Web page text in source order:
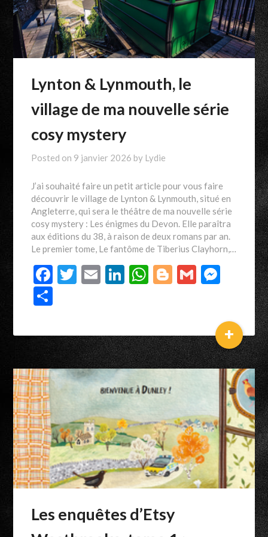
Lynton & Lynmouth, le
village de ma nouvelle série
cosy mystery
Posted on 9 janvier 2026 by Lydie
J’ai souhaité faire un petit article pour vous faire
découvrir le village de Lynton & Lynmouth, situé en
Angleterre, qui sera le théâtre de ma nouvelle série
cosy mystery : Les énigmes du Devon. Elle paraîtra
aux éditions du 38, à raison de deux romans par an.
Le premier tome, Le fantôme de Tiberius Clayhorn,…
Facebook
Twitter
EmailLinkedIn
WhatsApp
Blogger
Gmail
+
Les enquêtes d’Etsy